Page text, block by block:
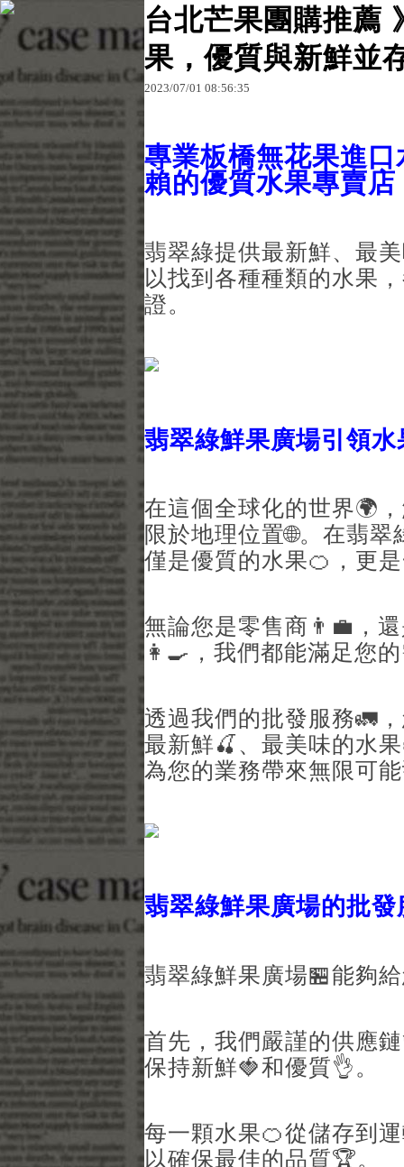
原文網址：http://blog.udn.com/c86f6zs93770/
台北芒果團購推薦
果，優質與新鮮並
2023/07/01 08:56:35
專業板橋無花果進
賴的優質水果專賣店
翡翠綠提供最新鮮、最
以找到各種種類的水果
證。
翡翠綠鮮果廣場引領
在這個全球化的世界🌍
限於地理位置🌐。在翡
僅是優質的水果🍊，更
無論您是零售商👨‍💼，
👩‍🍳，我們都能滿足您
透過我們的批發服務🚛
最新鮮🍒、最美味的水
為您的業務帶來無限可
翡翠綠鮮果廣場的批發
翡翠綠鮮果廣場🏪能夠
首先，我們嚴謹的供應
保持新鮮🍓和優質👌。
每一顆水果🍊從儲存到
以確保最佳的品質🏆。